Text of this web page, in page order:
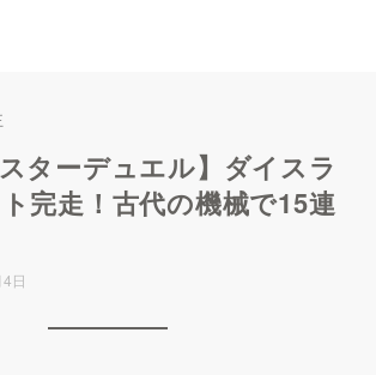
スターデュエル】ダイスラ
完走！古代の機械で15連
日